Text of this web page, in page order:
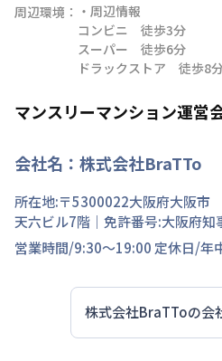
周辺環境： ・周辺情報
コンビニ　徒歩3分
スーパー　徒歩6分
ドラックストア　徒歩8
マンスリーマンション運営
会社名： 株式会社BraTTo
所在地:〒5300022大阪府大阪市
天六ビル7階 ｜免許番号:大阪府知
営業時間/9:30～19:00 定休日/年
株式会社BraTToの会